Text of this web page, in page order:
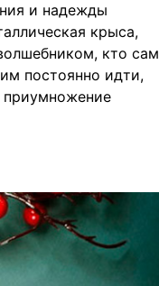
и надежды
крыса,
кто сам
постоянно идти,
приумножение